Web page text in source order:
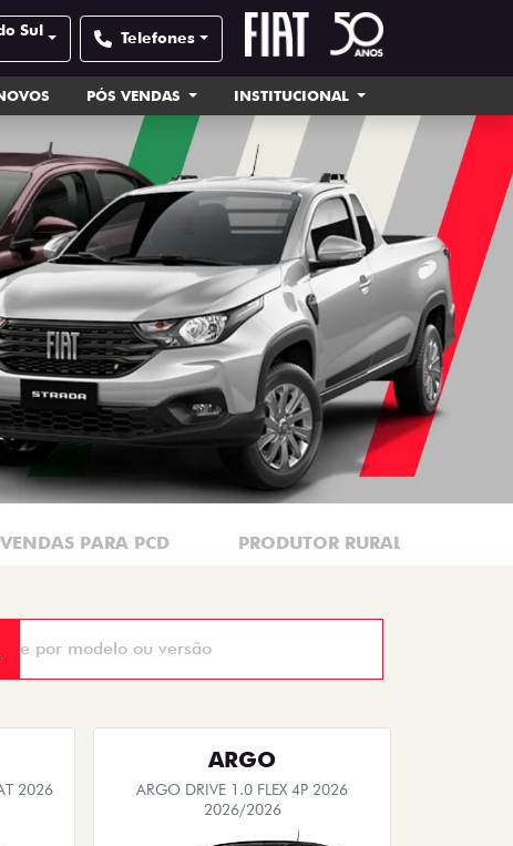
Sul Telefones
PÓS VENDAS INSTITUCIONAL
VENDAS PARA PCD PRODUTOR RURAL
2026
ARGO
ARGO DRIVE 1.0 FLEX 4P 2026
2026/2026